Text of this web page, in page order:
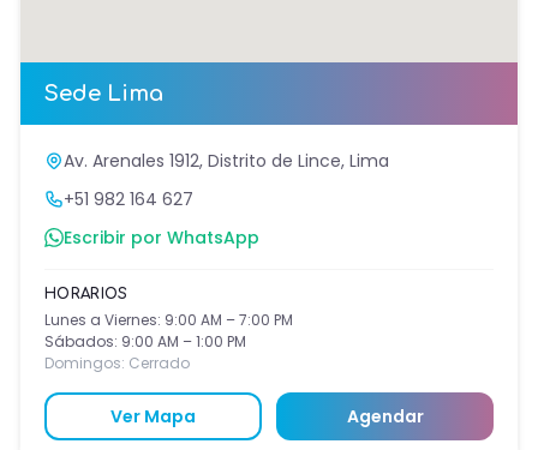
Sede Lima
Av. Arenales 1912, Distrito de Lince, Lima
+51 982 164 627
Escribir por WhatsApp
HORARIOS
Lunes a Viernes: 9:00 AM – 7:00 PM
Sábados: 9:00 AM – 1:00 PM
Domingos: Cerrado
Ver Mapa Agendar